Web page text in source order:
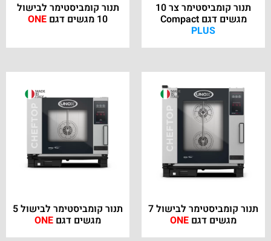
תנור קומביסטימר צר 10
מגשים דגם Compact
PLUS
תנור קומביסטימר לבישול
10 מגשים דגם ONE
תנור קומביסטימר לבישול 7
מגשים דגםONE
תנור קומביסטימר לבישול 5
מגשים דגםONE